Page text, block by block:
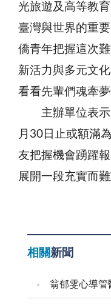
光旅遊及高等教
臺灣與世界的重
僑青年把握這次
新活力與多元文
看看先輩們魂牽夢
主辦單位表示
月30日止或額滿
友把握機會踴躍
展開一段充實而
相關新聞
翁郁雯心導管